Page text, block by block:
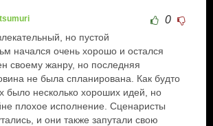
0
но пустой
начался очень хорошо и остался
своему жанру, но последняя
не была спланирована. Как будто
было несколько хороших идей, но
плохое исполнение. Сценаристы
и они также запутали свою